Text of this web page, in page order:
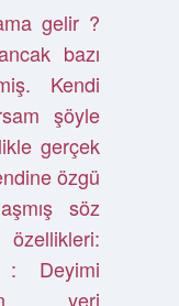
gelir ?
bazı
Kendi
şöyle
gerçek
özgü
söz
özellikleri:
: Deyimi
yeri